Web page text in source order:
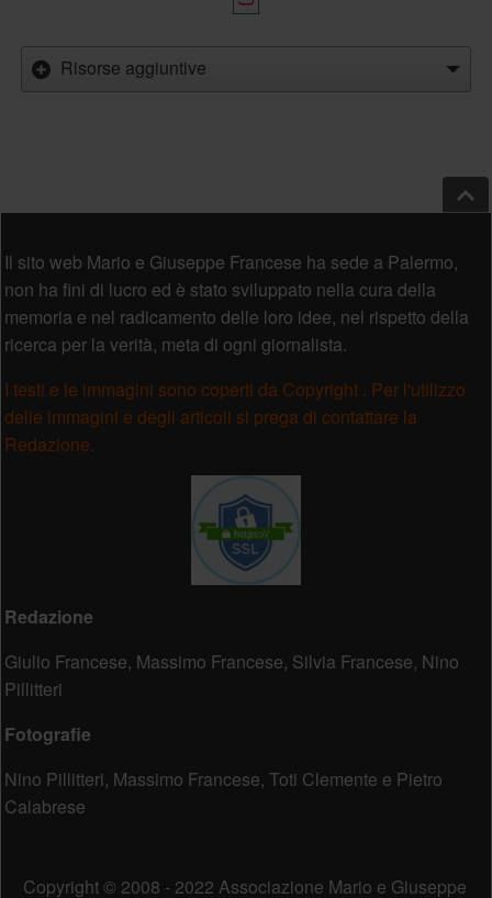
Risorse aggiuntive
Il sito web Mario e Giuseppe Francese ha sede a Palermo,
non ha fini di lucro ed è stato sviluppato nella cura della
memoria e nel radicamento delle loro idee, nel rispetto della
ricerca per la verità, meta di ogni giornalista.
I testi e le immagini sono coperti da Copyright . Per l'utilizzo
delle immagini e degli articoli si prega di contattare la
Redazione.
Redazione
Giulio Francese, Massimo Francese, Silvia Francese, Nino
Pillitteri
Fotografie
Nino Pillitteri, Massimo Francese, Toti Clemente e Pietro
Calabrese
Copyright © 2008 - 2022 Associazione Mario e Giuseppe